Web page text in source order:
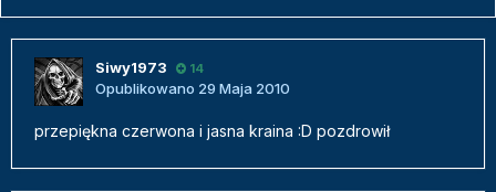
Siwy1973 14
Opublikowano 29 Maja 2010
przepiękna czerwona i jasna kraina :D pozdrowił